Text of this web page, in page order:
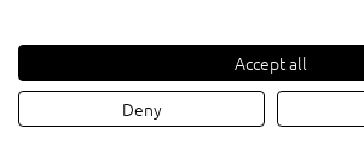
© 2020 Spsurf.com
Tutti i diritti riservati
Accept all
Deny